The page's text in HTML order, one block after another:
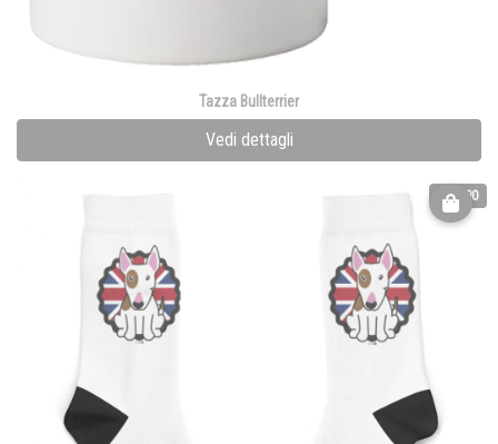
Tazza Bullterrier
Vedi dettagli
€ 14.00